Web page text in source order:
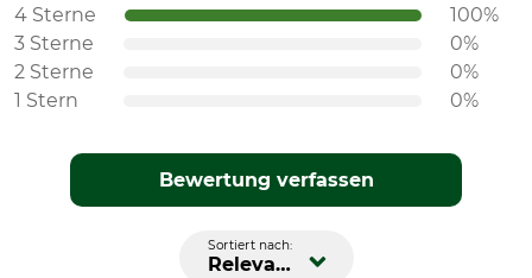
4 Sterne
100%
3 Sterne
0%
2 Sterne
0%
1 Stern
0%
Bewertung verfassen
Sortiert nach:
Relevanz